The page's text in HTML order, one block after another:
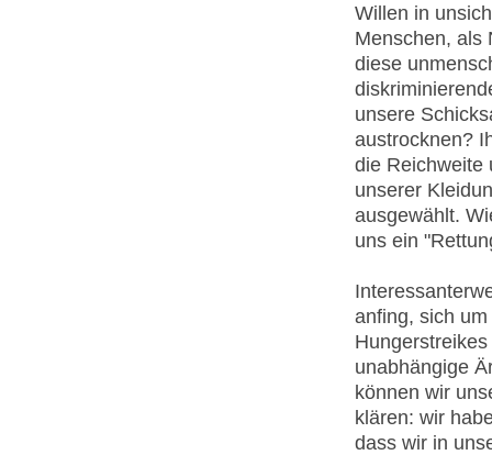
Willen in
Menschen, als
diese
unsere
austrocknen?
die Reichweite
unserer
ausgewählt.
uns ein
anfing, sich
unabhängige
können wir
klären: wir
dass wir in